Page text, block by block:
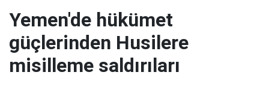
Yemen'de hükümet
güçlerinden Husilere
misilleme saldırıları